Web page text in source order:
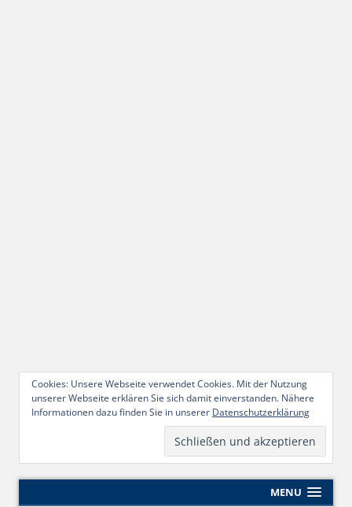
Cookies: Unsere Webseite verwendet Cookies. Mit der Nutzung
unserer Webseite erklären Sie sich damit einverstanden. Nähere
Informationen dazu finden Sie in unserer Datenschutzerklärung
MENU